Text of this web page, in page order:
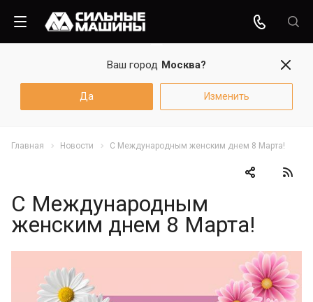
Ваш город Москва?
Да Изменить
Главная Новости С Международным женским днем 8 Марта!
С Международным
женским днем 8 Марта!